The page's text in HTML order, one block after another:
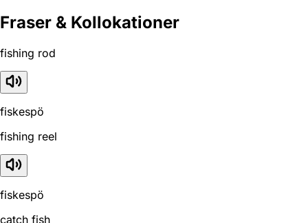
Fraser & Kollokationer
fishing rod
fiskespö
fishing reel
fiskespö
catch fish